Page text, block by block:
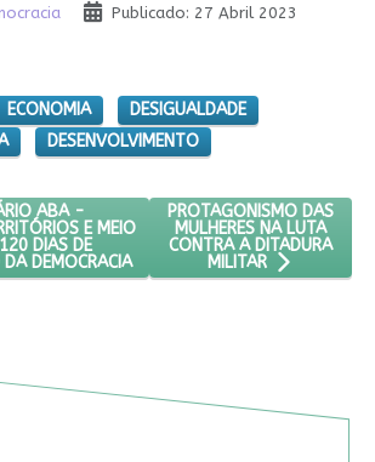
Publicado: 27 Abril 2023
ECONOMIA
DESIGUALDADE
DESENVOLVIMENTO
SEMINÁRIO ABA - DIVERSIDADE,
ABA -
E MEIO
DIAS DE
DEMOCRACIA
PRÓXIMO ARTIGO:
PROTAGONISMO DAS
MULHERES NA LUTA
CONTRA A DITADURA
MILITAR